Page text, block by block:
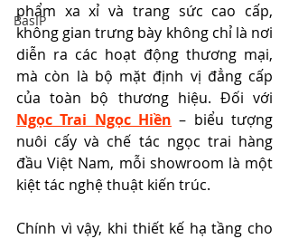
BasIP
phẩm xa xỉ và trang sức cao cấp,
không gian trưng bày không chỉ là nơi
diễn ra các hoạt động thương mại,
mà còn là bộ mặt định vị đẳng cấp
Ngọc Trai Ngọc Hiền – biểu tượng
nuôi cấy và chế tác ngọc trai hàng
đầu Việt Nam, mỗi showroom là một
kiệt tác nghệ thuật kiến trúc.
Chính vì vậy, khi thiết kế hạ tầng cho